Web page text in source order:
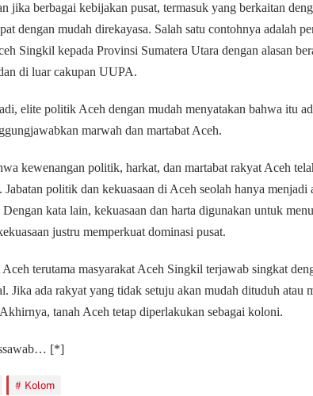
jika berbagai kebijakan pusat, termasuk yang berkaitan
dengan mudah direkayasa. Salah satu contohnya adalah
Singkil kepada Provinsi Sumatera Utara dengan alasan
di luar cakupan UUPA.
elite politik Aceh dengan mudah menyatakan bahwa itu
marwah dan martabat Aceh.
kewenangan politik, harkat, dan martabat rakyat Aceh
Jabatan politik dan kekuasaan di Aceh seolah hanya menjadi
Dengan kata lain, kekuasaan dan harta digunakan untuk
justru memperkuat dominasi pusat.
terutama masyarakat Aceh Singkil terjawab singkat
Jika ada rakyat yang tidak setuju akan mudah dituduh atau
tanah Aceh tetap diperlakukan sebagai koloni.
[*]
Kolom